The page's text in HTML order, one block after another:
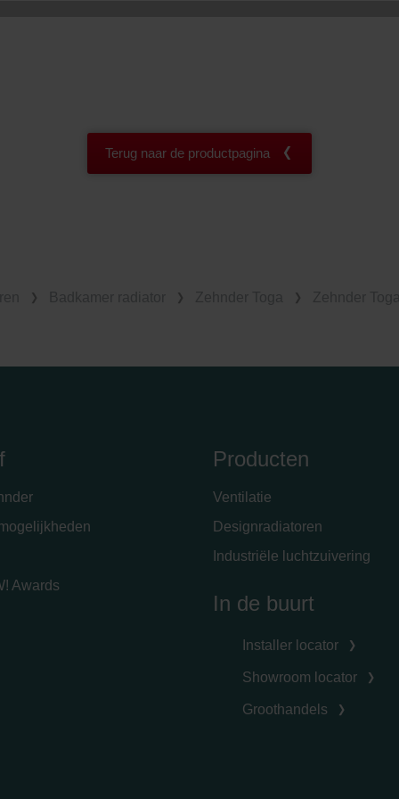
Terug naar de productpagina
Awards
Producten
Ventilatie
Designradiatoren
Industriële luchtzuivering
In de buurt
Installer locator
Showroom locator
Groothandels